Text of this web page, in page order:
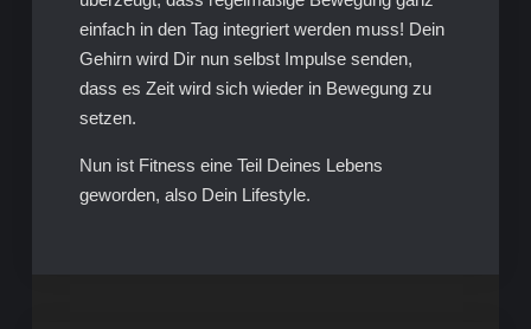
einfach in den Tag integriert werden muss! Dein
Gehirn wird Dir nun selbst Impulse senden,
dass es Zeit wird sich wieder in Bewegung zu
setzen.
Nun ist Fitness eine Teil Deines Lebens
geworden, also Dein Lifestyle.